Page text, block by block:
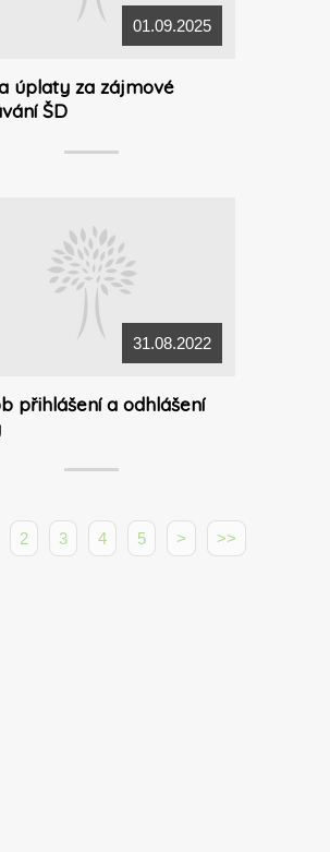
01.09.2025
úplaty za zájmové
ŠD
31.08.2022
přihlášení a odhlášení
2 3 4 5 > >>